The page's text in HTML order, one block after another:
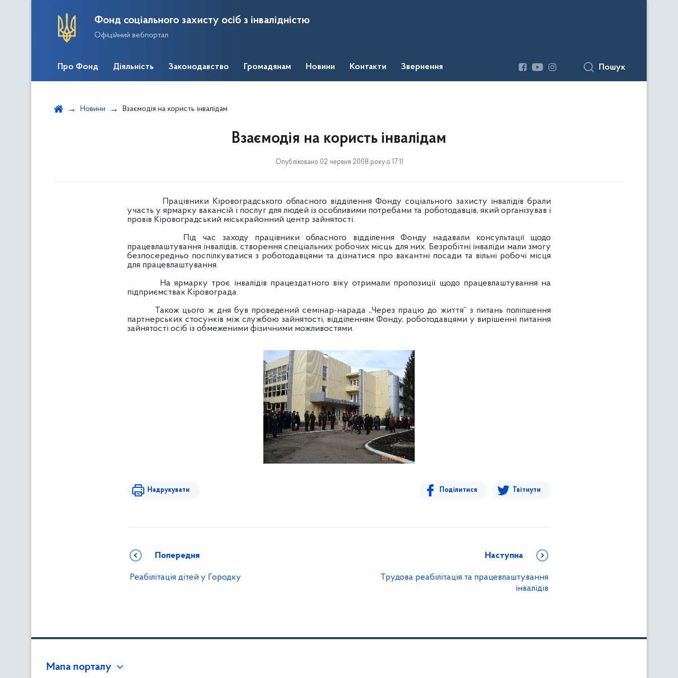
Фонд соціального захисту осіб з інвалідністю
Офіційний вебпортал
Про Фонд Діяльність Законодавство Громадянам Новини Контакти Звернення Пошук
Новини Взаємодія на користь інвалідам
Взаємодія на користь інвалідам
Опубліковано 02 червня 2008 року о 17:11
Працівники Кіровоградського обласного відділення Фонду соціального захисту інвалідів брали
участь у ярмарку вакансій і послуг для людей із особливими потребами та роботодавців, який організував і
провів Кіровоградський міськрайонний центр зайнятості.
Під час заходу працівники обласного відділення Фонду надавали консультації щодо
працевлаштування інвалідів, створення спеціальних робочих місць для них. Безробітні інваліди мали змогу
безпосередньо поспілкуватися з роботодавцями та дізнатися про вакантні посади та вільні робочі місця
для працевлаштування.
На ярмарку троє інвалідів працездатного віку отримали пропозиції щодо працевлаштування на
підприємствах Кіровограда.
Також цього ж дня був проведений семінар-нарада „Через працю до життя” з питань поліпшення
партнерських стосунків між службою зайнятості, відділенням Фонду, роботодавцями у вирішенні питання
зайнятості осіб із обмеженими фізичними можливостями.
Надрукувати Поділитися Твітнути
Попередня
Реабілітація дітей у Городку
Наступна
Трудова реабілітація та працевлаштування
інвалідів
Мапа порталу